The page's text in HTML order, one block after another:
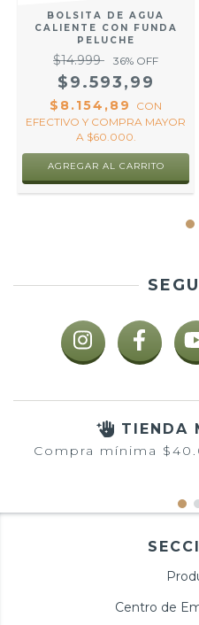
BOLSITA DE AGUA
CALIENTE CON FUNDA
PELUCHE
$14.999 36% OFF
$9.593,99
$8.154,89
CON
EFECTIVO Y COMPRA MAYOR
A $60.000.
AGREGAR AL CARRITO
TIENDA
Compra mínima
Centro de